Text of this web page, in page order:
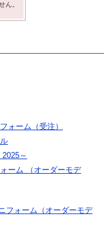
ん。
ォーム（受注）
～
ーム （オーダーモデ
フォーム（オーダーモデ